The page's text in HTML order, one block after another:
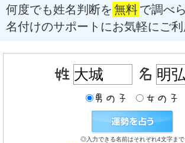
何度でも姓名判断を 無料で調べ
名付けのサポートにお気軽にご利
◎入力できる名前はそれぞれ4文字まで